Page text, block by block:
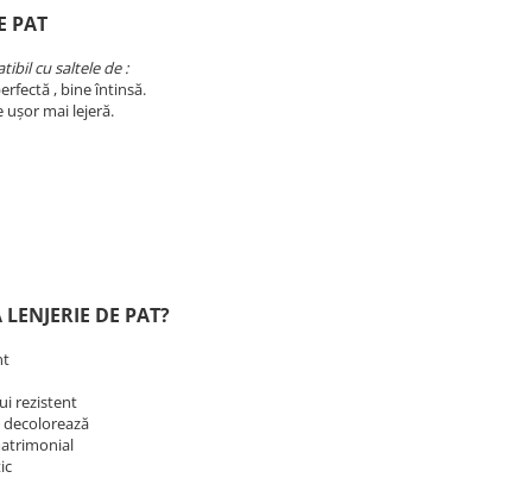
PAT
cu saltele de :
, bine întinsă.
ușor mai lejeră.
DE PAT?
rezistent